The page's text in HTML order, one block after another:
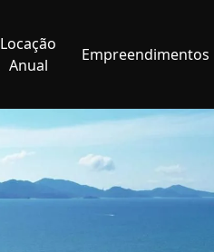
Locação
Anual
Empreendimentos